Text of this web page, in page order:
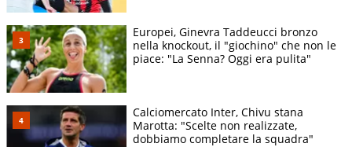
Europei, Ginevra Taddeucci bronzo
nella knockout, il "giochino" che non le
piace: "La Senna? Oggi era pulita"
Calciomercato Inter, Chivu stana
Marotta: "Scelte non realizzate,
dobbiamo completare la squadra"